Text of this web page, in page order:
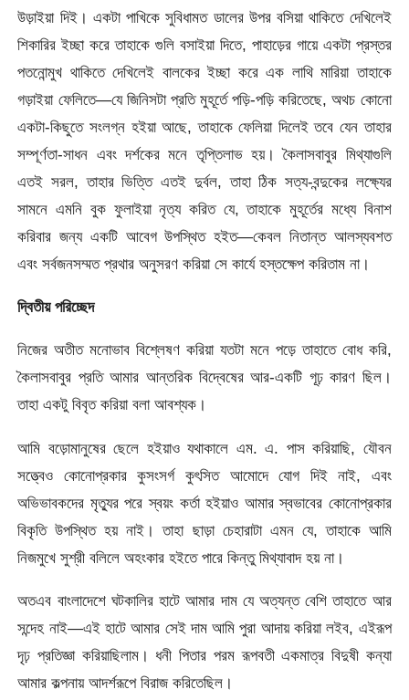
উড়াইয়া দিই। একটা পাখিকে সুবিধামত ডালের উপর বসিয়া থাকিতে দেখিলেই
শিকারির ইচ্ছা করে তাহাকে গুলি বসাইয়া দিতে, পাহাড়ের গায়ে একটা প্রস্তর
পতনােন্মুখ থাকিতে দেখিলেই বালকের ইচ্ছা করে এক লাথি মারিয়া তাহাকে
গড়াইয়া ফেলিতে—যে জিনিসটা প্রতি মুহূর্তে পড়ি-পড়ি করিতেছে, অথচ কোনাে
একটা-কিছুতে সংলগ্ন হইয়া আছে, তাহাকে ফেলিয়া দিলেই তবে যেন তাহার
সম্পূর্ণতা-সাধন এবং দর্শকের মনে তৃপ্তিলাভ হয়। কৈলাসবাবুর মিথ্যাগুলি
এতই সরল, তাহার ভিত্তি এতই দুর্বল, তাহা ঠিক সত্য-বন্দুকের লক্ষ্যের
সামনে এমনি বুক ফুলাইয়া নৃত্য করিত যে, তাহাকে মুহূর্তের মধ্যে বিনাশ
করিবার জন্য একটি আবেগ উপস্থিত হইত—কেবল নিতান্ত আলস্যবশত
এবং সর্বজনসম্মত প্রথার অনুসরণ করিয়া সে কার্যে হস্তক্ষেপ করিতাম না।
দ্বিতীয় পরিচ্ছেদ
নিজের অতীত মনােভাব বিশ্লেষণ করিয়া যতটা মনে পড়ে তাহাতে বােধ করি,
কৈলাসবাবুর প্রতি আমার আন্তরিক বিদ্বেষের আর-একটি গূঢ় কারণ ছিল।
তাহা একটু বিবৃত করিয়া বলা আবশ্যক।
আমি বড়ােমানুষের ছেলে হইয়াও যথাকালে এম. এ. পাস করিয়াছি, যৌবন
সত্ত্বেও কোনােপ্রকার কুসংসর্গ কুৎসিত আমােদে যােগ দিই নাই, এবং
অভিভাবকদের মৃত্যুর পরে স্বয়ং কর্তা হইয়াও আমার স্বভাবের কোনােপ্রকার
বিকৃতি উপস্থিত হয় নাই। তাহা ছাড়া চেহারাটা এমন যে, তাহাকে আমি
নিজমুখে সুশ্রী বলিলে অহংকার হইতে পারে কিন্তু মিথ্যাবাদ হয় না।
অতএব বাংলাদেশে ঘটকালির হাটে আমার দাম যে অত্যন্ত বেশি তাহাতে আর
সন্দেহ নাই—এই হাটে আমার সেই দাম আমি পুরা আদায় করিয়া লইব, এইরূপ
দৃঢ় প্রতিজ্ঞা করিয়াছিলাম। ধনী পিতার পরম রূপবতী একমাত্র বিদুষী কন্যা
আমার কল্পনায় আদর্শরূপে বিরাজ করিতেছিল।